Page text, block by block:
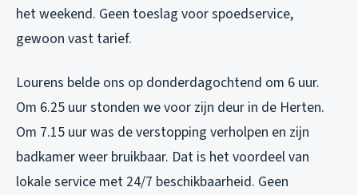
het weekend. Geen toeslag voor spoedservice,
gewoon vast tarief.
Lourens belde ons op donderdagochtend om 6 uur.
Om 6.25 uur stonden we voor zijn deur in de Herten.
Om 7.15 uur was de verstopping verholpen en zijn
badkamer weer bruikbaar. Dat is het voordeel van
lokale service met 24/7 beschikbaarheid. Geen